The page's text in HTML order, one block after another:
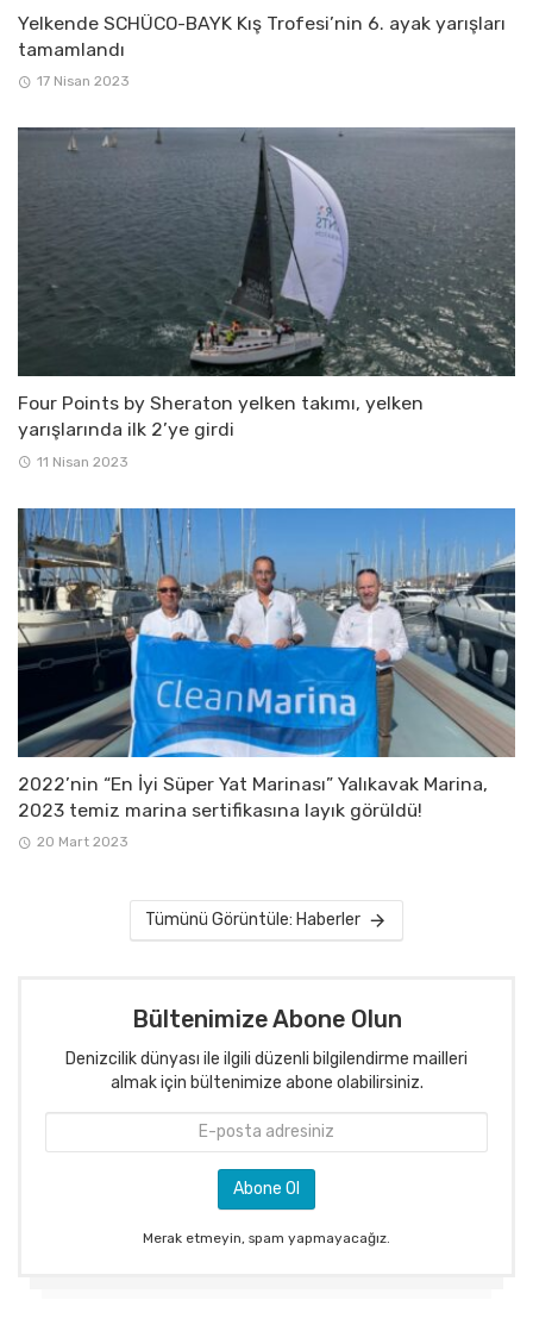
Yelkende SCHÜCO-BAYK Kış Trofesi’nin 6. ayak yarışları
tamamlandı
17 Nisan 2023
Four Points by Sheraton yelken takımı, yelken
yarışlarında ilk 2’ye girdi
11 Nisan 2023
2022’nin “En İyi Süper Yat Marinası” Yalıkavak Marina,
2023 temiz marina sertifikasına layık görüldü!
20 Mart 2023
Tümünü Görüntüle: Haberler
Bültenimize Abone Olun
Denizcilik dünyası ile ilgili düzenli bilgilendirme mailleri
almak için bültenimize abone olabilirsiniz.
Merak etmeyin, spam yapmayacağız.